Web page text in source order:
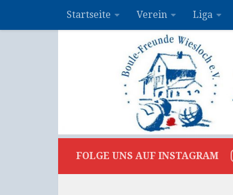
Zum Inhalt springen
Startseite Verein Liga
FOLGE UNS AUF INSTAGRAM